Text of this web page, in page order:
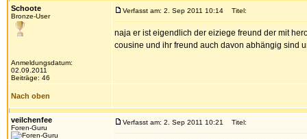
Schoote
Bronze-User
Anmeldungsdatum:
02.09.2011
Beiträge: 46
Verfasst am: 2. Sep 2011 10:14 Titel:
naja er ist eigendlich der eiziege freund der mit
cousine und ihr freund auch davon abhängig sind
Nach oben
veilchenfee
Foren-Guru
Verfasst am: 2. Sep 2011 10:21 Titel: